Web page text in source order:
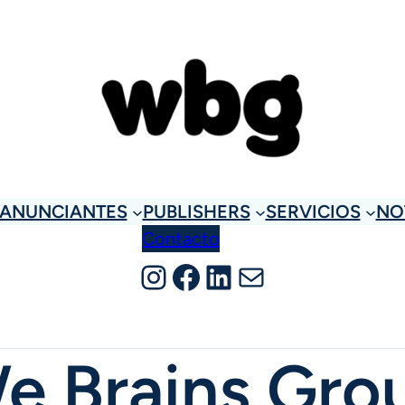
ANUNCIANTES PUBLISHERS SERVICIOS
Contacto
Instagram
Facebook
LinkedIn
Correo electrónico